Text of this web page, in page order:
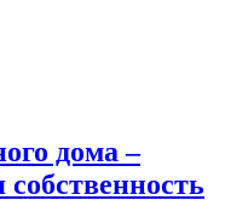
дома –